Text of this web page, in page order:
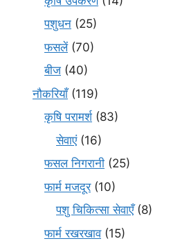
पशुधन (25)
फसलें(70)
बीज (40)
नौकरियाँ(119)
कृषि परामर्श(83)
सेवाएं(16)
फसल निगरानी (25)
फार्म मजदूर(10)
पशु चिकित्सा सेवाएँ(8)
फार्म रखरखाव(15)